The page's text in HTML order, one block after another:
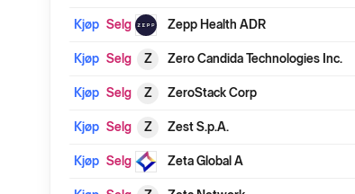
Kjøp Selg Zepp Health ADR
Kjøp Selg Z Zero Candida Technologies Inc.
Kjøp Selg Z ZeroStack Corp
Kjøp Selg Z Zest S.p.A.
Kjøp Selg Zeta Global A